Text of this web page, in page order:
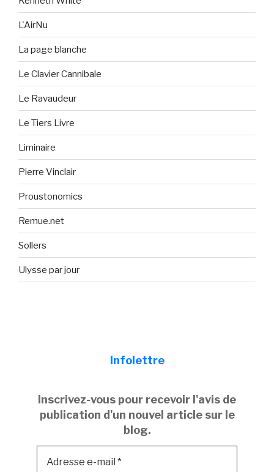
L'AirNu
La page blanche
Le Clavier Cannibale
Le Ravaudeur
Le Tiers Livre
Liminaire
Pierre Vinclair
Proustonomics
Remue.net
Sollers
Ulysse par jour
Infolettre
Inscrivez-vous pour recevoir l'avis de
publication d'un nouvel article sur le
blog.